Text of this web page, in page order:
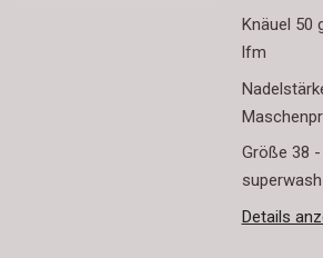
Knäuel 50
lfm
Größe 38
superwash
Details